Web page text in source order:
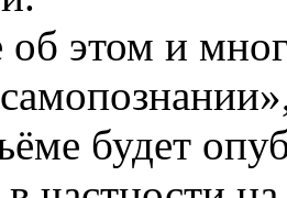
этом и
будет